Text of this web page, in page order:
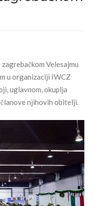
Velesajmu
u organizaciji IWCZ
uglavnom, okuplja
njihovih obitelji.